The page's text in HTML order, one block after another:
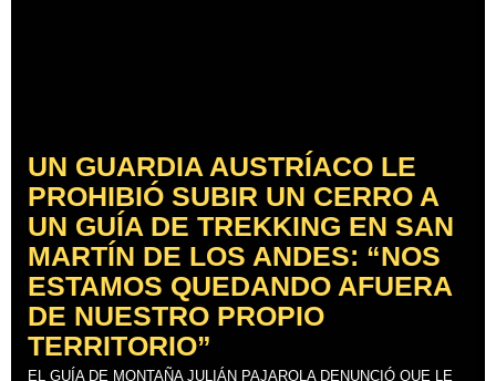
UN GUARDIA AUSTRÍACO LE
PROHIBIÓ SUBIR UN CERRO A
UN GUÍA DE TREKKING EN SAN
MARTÍN DE LOS ANDES: “NOS
ESTAMOS QUEDANDO AFUERA
DE NUESTRO PROPIO
TERRITORIO”
EL GUÍA DE MONTAÑA JULIÁN PAJAROLA DENUNCIÓ QUE LE